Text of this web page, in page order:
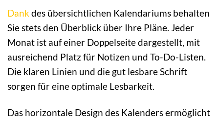
Dankdes übersichtlichen Kalendariums behalten
Sie stets den Überblick über Ihre Pläne. Jeder
Monat ist auf einer Doppelseite dargestellt, mit
ausreichend Platz für Notizen und To-Do-Listen.
Die klaren Linien und die gut lesbare Schrift
sorgen für eine optimale Lesbarkeit.
Das horizontale Design des Kalenders ermöglicht